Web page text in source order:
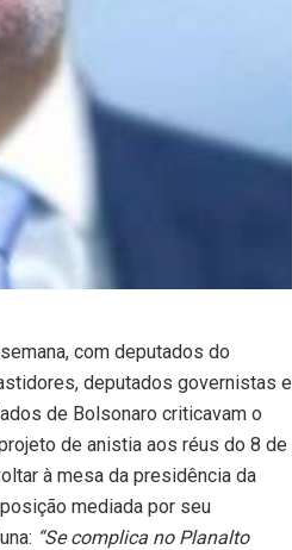
com deputados do
deputados governistas e
de Bolsonaro criticavam o
de anistia aos réus do 8 de
à mesa da presidência da
mediada por seu
“Se complica no Planalto